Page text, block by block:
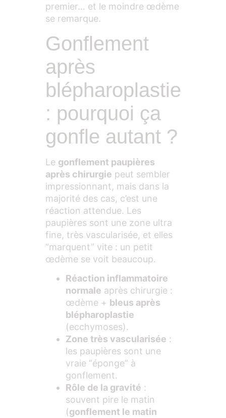
premier… et le moindre œdème
se remarque.
Gonflement
après
blépharoplastie
: pourquoi ça
gonfle autant ?
Le gonflement paupières
après chirurgie peut sembler
impressionnant, mais dans la
majorité des cas, c’est une
réaction attendue. Les
paupières sont une zone ultra
fine, très vascularisée, et elles
“marquent” vite : un petit
œdème se voit beaucoup.
Réaction inflammatoire
normale après chirurgie :
œdème + bleus après
blépharoplastie
(ecchymoses).
Zone très vascularisée :
les paupières sont une
vraie “éponge” à
gonflement.
Rôle de la gravité :
souvent pire le matin
(gonflement le matin